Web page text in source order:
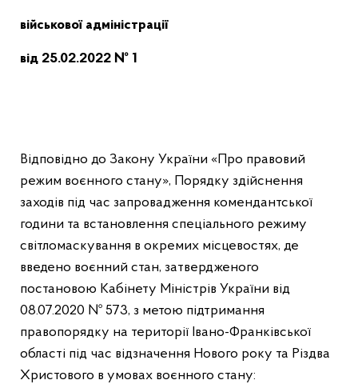
військової адміністрації
від 25.02.2022 № 1
Відповідно до Закону України «Про правовий
режим воєнного стану», Порядку здійснення
заходів під час запровадження комендантської
години та встановлення спеціального режиму
світломаскування в окремих місцевостях, де
введено воєнний стан, затвердженого
постановою Кабінету Міністрів України від
08.07.2020 № 573, з метою підтримання
правопорядку на території Івано-Франківської
області під час відзначення Нового року та Різдва
Христового в умовах воєнного стану: